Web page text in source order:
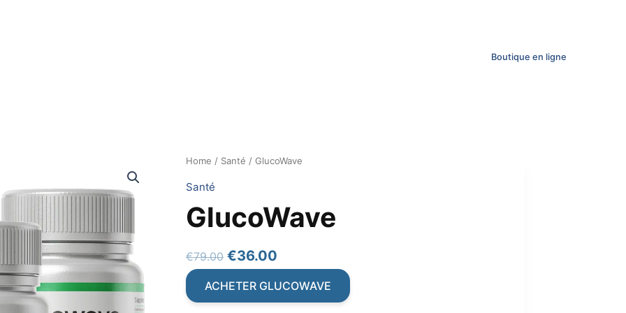
Boutique en ligne
Home / Santé / GlucoWave
Santé
GlucoWave
€79.00 Original
was:
€36.00
is:
ACHETER GLUCOWAVE